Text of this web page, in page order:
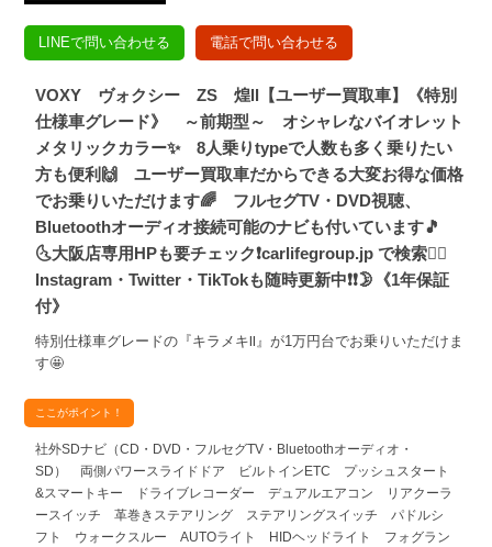
LINEで問い合わせる 電話で問い合わせる
VOXY ヴォクシー ZS 煌Ⅱ【ユーザー買取車】《特別
仕様車グレード》 ～前期型～ オシャレなバイオレット
メタリックカラー✨ 8人乗りtypeで人数も多く乗りたい
方も便利🙌 ユーザー買取車だからできる大変お得な価格
でお乗りいただけます🌈 フルセグTV・DVD視聴、
Bluetoothオーディオ接続可能のナビも付いています🎵
🌜大阪店専用HPも要チェック❗carlifegroup.jp で検索🕵️‍♂️
Instagram・Twitter・TikTokも随時更新中❗❗🌛《1年保証
付》
特別仕様車グレードの『キラメキⅡ』が1万円台でお乗りいただけま
す🤩
ここがポイント！
社外SDナビ（CD・DVD・フルセグTV・Bluetoothオーディオ・
SD） 両側パワースライドドア ビルトインETC プッシュスタート
&スマートキー ドライブレコーダー デュアルエアコン リアクーラ
ースイッチ 革巻きステアリング ステアリングスイッチ パドルシ
フト ウォークスルー AUTOライト HIDヘッドライト フォグラン